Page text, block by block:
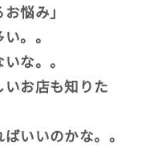
悩み」
。。
な。。
いお店も知りた
いいのかな。。